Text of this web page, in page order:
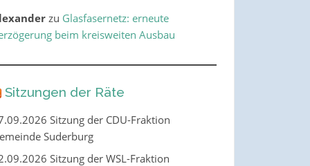
zu Glasfasernetz: erneute
beim kreisweiten Ausbau
Sitzungen der Räte
Sitzung der CDU-Fraktion
Suderburg
Sitzung der WSL-Fraktion